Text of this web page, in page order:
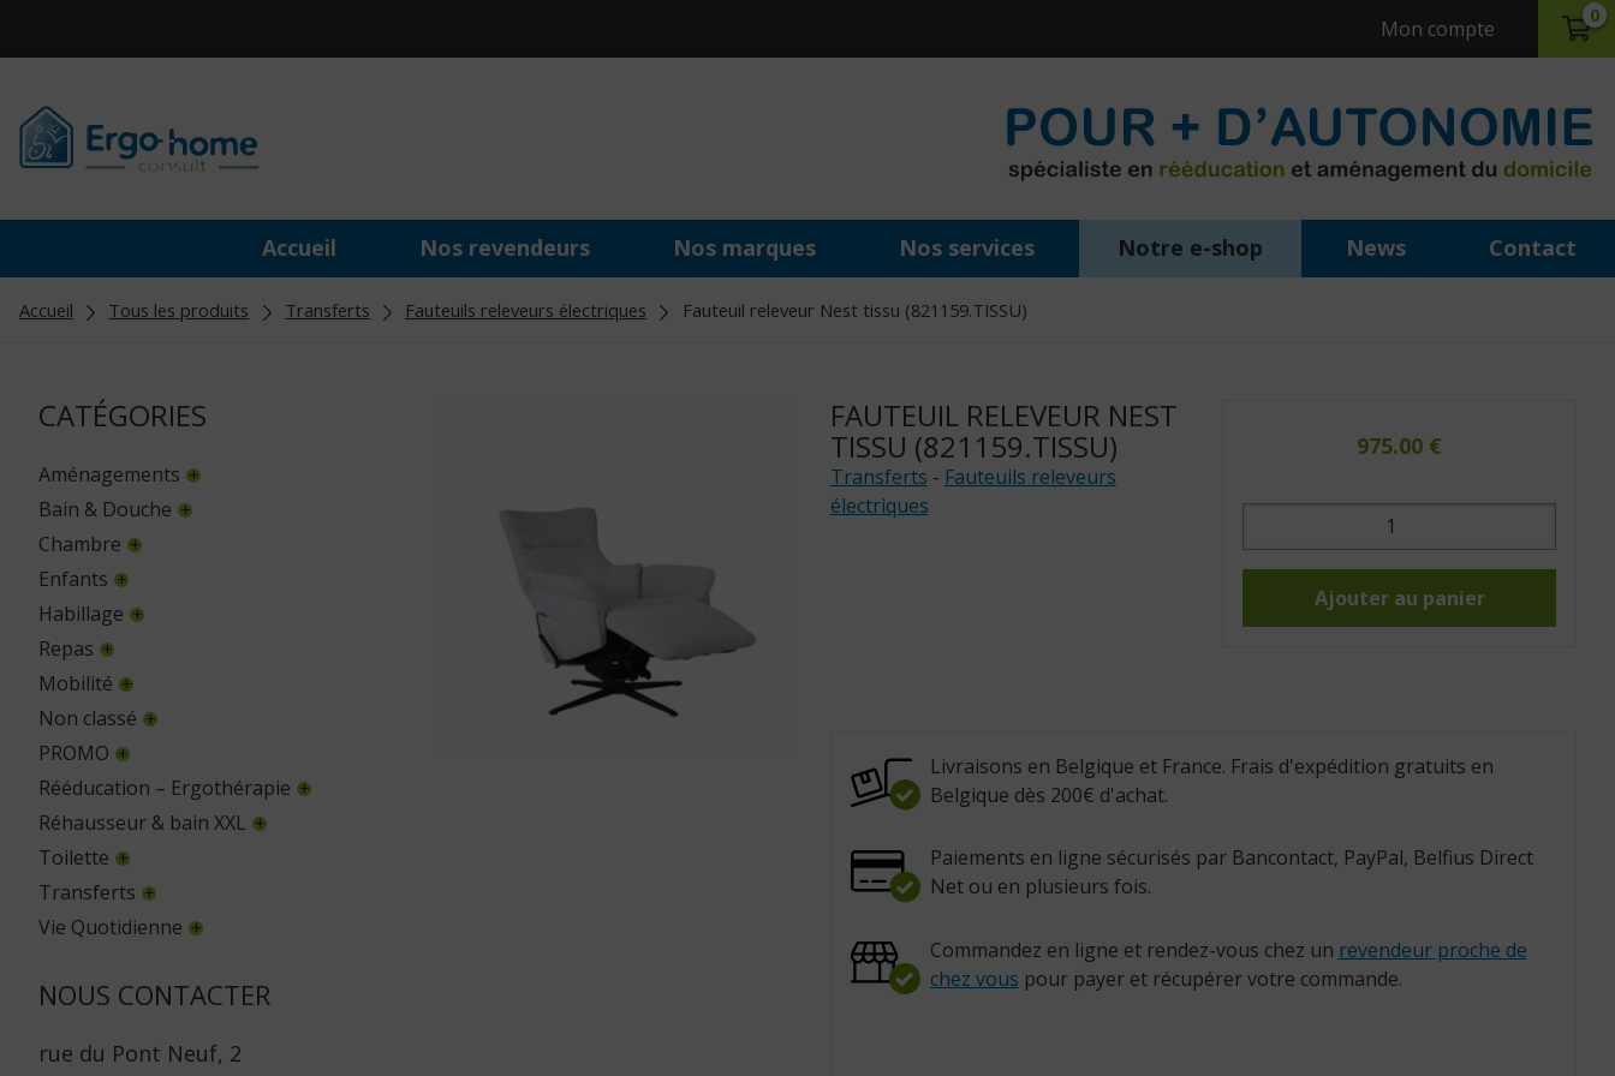
Mon compte
0
Accueil Nos revendeurs Nos marques Nos services Notre e-shop News Contact
Accueil Tous les produits Transferts Fauteuils releveurs électriques Fauteuil releveur Nest tissu (821159.TISSU)
CATÉGORIES
Aménagements
Bain & Douche
Chambre
Enfants
Habillage
Repas
Mobilité
Non classé
PROMO
Rééducation – Ergothérapie
Réhausseur & bain XXL
Toilette
Transferts
Vie Quotidienne
NOUS CONTACTER
rue du Pont Neuf, 2
FAUTEUIL RELEVEUR NEST
TISSU (821159.TISSU)
Transferts - Fauteuils releveurs
électriques
975.00 €
quantité
Nest
(821159.TISSU)Ajouter au panier
Livraisons en Belgique et France. Frais d'expédition gratuits en
Belgique dès 200€ d'achat.
Paiements en ligne sécurisés par Bancontact, PayPal, Belfius Direct
Net ou en plusieurs fois.
Commandez en ligne et rendez-vous chez un revendeur proche de
chez vous pour payer et récupérer votre commande.